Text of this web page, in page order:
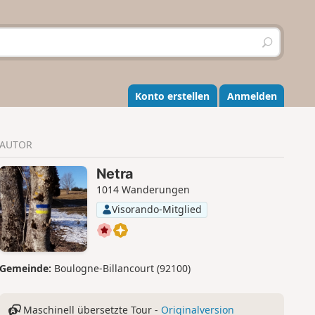
S
u
h
e
n
Konto erstellen Anmelden
AUTOR
Netra
1014 Wanderungen
Visorando-Mitglied
Gemeinde: Boulogne-Billancourt (92100)
Maschinell übersetzte Tour - Originalversion